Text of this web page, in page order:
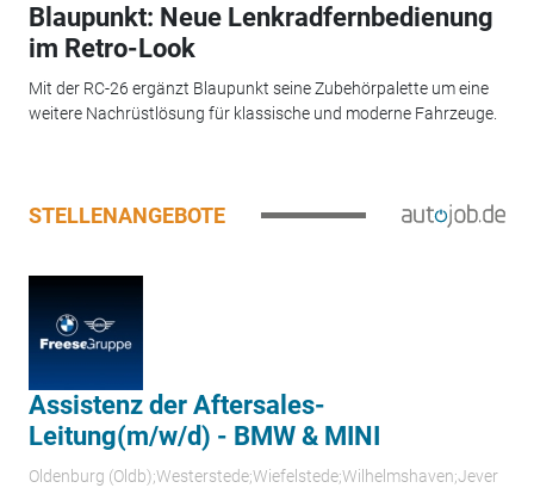
Blaupunkt: Neue Lenkradfernbedienung
im Retro-Look
Mit der RC-26 ergänzt Blaupunkt seine Zubehörpalette um eine
weitere Nachrüstlösung für klassische und moderne Fahrzeuge.
STELLENANGEBOTE
Assistenz der Aftersales-
Leitung(m/w/d) - BMW & MINI
Oldenburg (Oldb);Westerstede;Wiefelstede;Wilhelmshaven;Jever